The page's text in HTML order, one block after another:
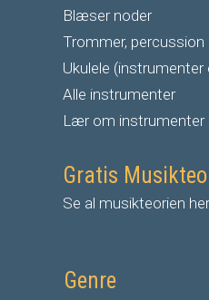
Blæser noder
Trommer,
Ukulele (instrumenter
Alle instrumenter
Lær om instrumenter
Gratis
Se al musikteorien her
Genre